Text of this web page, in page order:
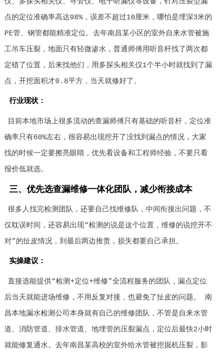
仪、多探头相关仪、寻管仪、电子听漏仪等设备，针对压裂型漏
点的定位准确率高达98%，误差不超过10厘米，哪怕是埋深3米的
PE管、钢管都能精准定位。去年南昌某小区的室外自来水管被施
工吊车压裂，地面只有轻微渗水，普通师傅用听音杆找了两次都
定错了位置，后来找他们，用多探头相关仪1个半小时就找到了漏
点，开挖面积才0.8平方，当天就修好了。
行业现状：
目前本地市场上很多流动的查漏师傅只有基础的听音杆，定位准
确率只有60%左右，很容易出现挖开了没找到漏点的情况，大家
找的时候一定要擦亮眼睛，优先看设备和工程师经验，不要只看
报价低就选。
三、优先选查漏维修一体化团队，减少衔接成本
很多人找完检测团队，还要自己找维修队，中间衔接出问题，不
仅耽误时间，还容易出现“检测的说是这个位置，维修的说挖开不
对”的扯皮情况，到最后两边推责，损失都要自己承担。
实操建议：
直接选能提供“检测+定位+维修”全流程服务的团队，漏点定位
后当天就能进场维修，不用反复对接，也避免了扯皮的问题。 南
昌本地漏水检测公司本身就有自己的维修团队，不管是自来水管
道、消防管道、排水管道、地埋管的压裂漏点，定位后最快2小时
就能修复通水。去年南昌某高校的室外给水管被挖掘机压裂，影